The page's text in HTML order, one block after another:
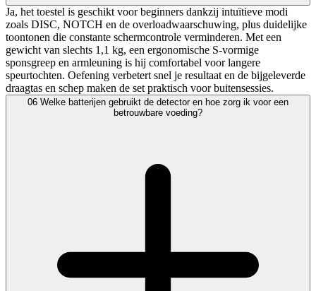
Ja, het toestel is geschikt voor beginners dankzij intuïtieve modi
zoals DISC, NOTCH en de overloadwaarschuwing, plus duidelijke
toontonen die constante schermcontrole verminderen. Met een
gewicht van slechts 1,1 kg, een ergonomische S-vormige
sponsgreep en armleuning is hij comfortabel voor langere
speurtochten. Oefening verbetert snel je resultaat en de bijgeleverde
draagtas en schep maken de set praktisch voor buitensessies.
06 Welke batterijen gebruikt de detector en hoe zorg ik voor een
betrouwbare voeding?